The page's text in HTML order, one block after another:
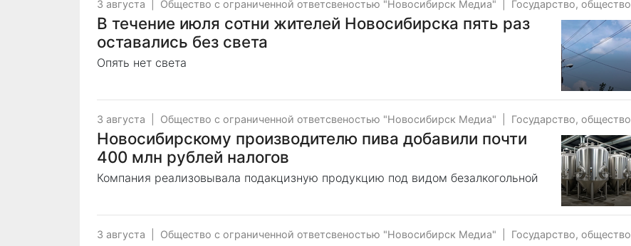
3 августа Общество с ограниченной ответсвеностью "Новосибирск Медиа" Государство, общество
В течение июля сотни жителей Новосибирска пять раз
оставались без света
Опять нет света
3 августа Общество с ограниченной ответсвеностью "Новосибирск Медиа" Государство, общество
Новосибирскому производителю пива добавили почти
400 млн рублей налогов
Компания реализовывала подакцизную продукцию под видом безалкогольной
3 августа Общество с ограниченной ответсвеностью "Новосибирск Медиа" Государство, общество